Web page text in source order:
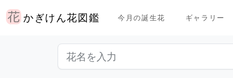
かぎけん花図鑑 今月の誕生花 ギャラリー